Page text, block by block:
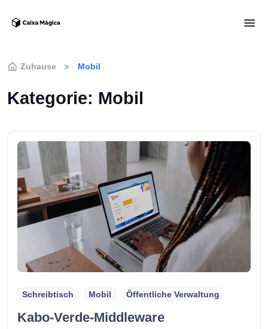
Zuhause Mobil
Kategorie: Mobil
Schreibtisch Mobil Öffentliche Verwaltung
Kabo-Verde-Middleware